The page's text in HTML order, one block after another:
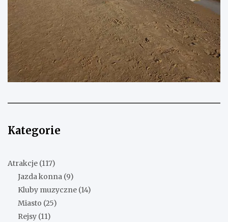
Kategorie
Atrakcje (117)
Jazda konna (9)
Kluby muzyczne (14)
Miasto (25)
Rejsy (11)